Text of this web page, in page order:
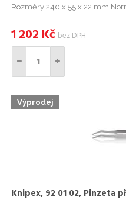
Rozměry 240 x 55 x 22 mm
(průměr) ...
1 202 Kč bez DPH
Knipex, 92 01 02, Pinzeta
Výprodej